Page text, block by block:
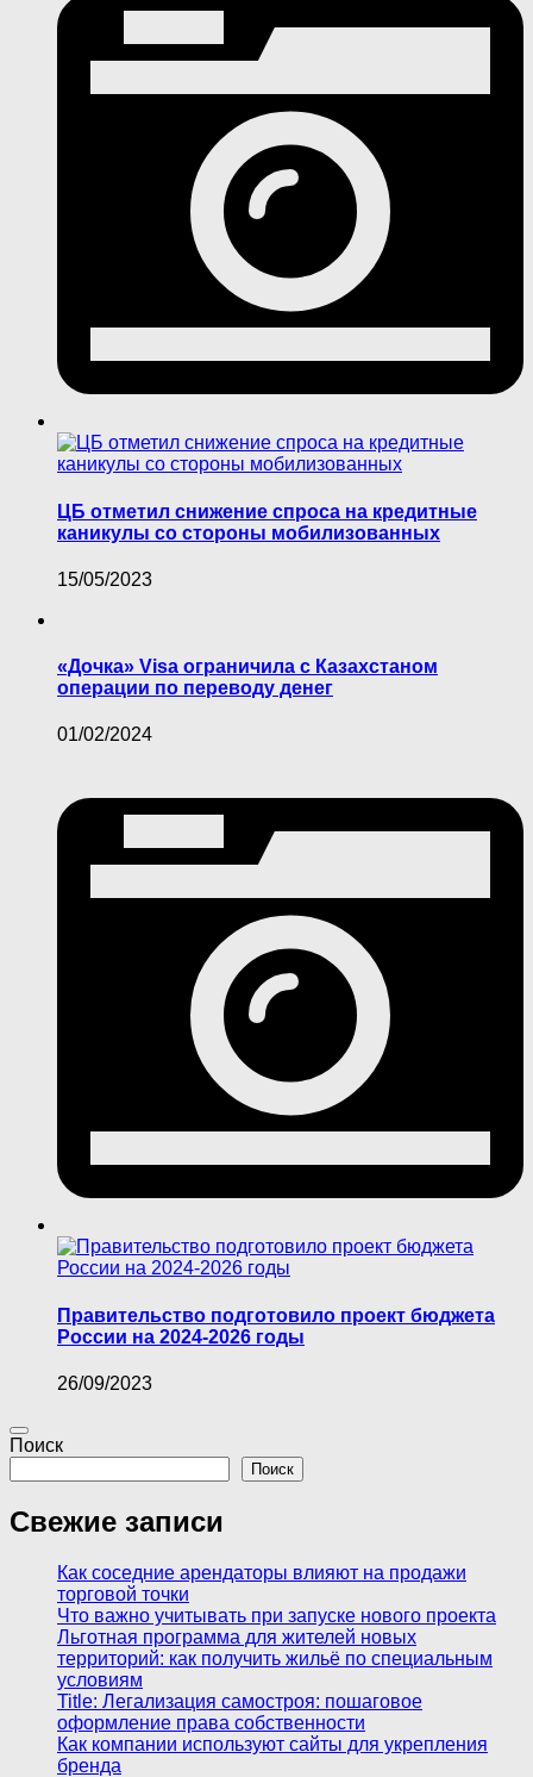
ЦБ отметил снижение спроса на кредитные
каникулы со стороны мобилизованных
15/05/2023
«Дочка» Visa ограничила с Казахстаном
операции по переводу денег
01/02/2024
Правительство подготовило проект бюджета
России на 2024-2026 годы
26/09/2023
Поиск
Поиск
Свежие записи
Как соседние арендаторы влияют на продажи
торговой точки
Что важно учитывать при запуске нового проекта
Льготная программа для жителей новых
территорий: как получить жильё по специальным
условиям
Title: Легализация самостроя: пошаговое
оформление права собственности
Как компании используют сайты для укрепления
бренда